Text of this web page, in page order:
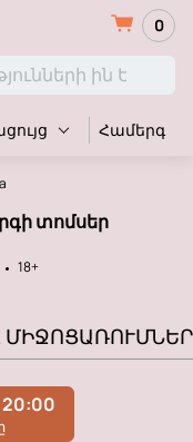
0
Համերգ
տոմսեր
18+